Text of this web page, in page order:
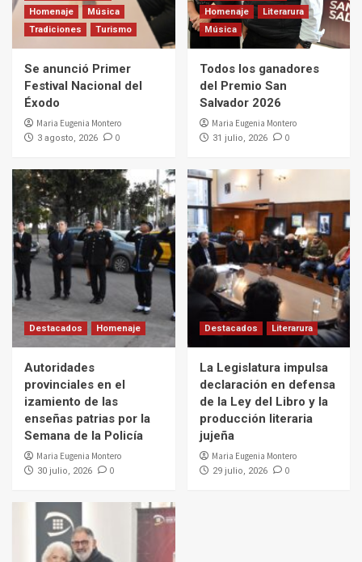
Homenaje
Música
Tradiciones
Turismo
Se anunció Primer
Festival Nacional del
Éxodo
Maria Eugenia Montero
3 agosto, 2026 0
Homenaje
Literarura
Música
Todos los ganadores
del Premio San
Salvador 2026
Maria Eugenia Montero
31 julio, 2026 0
Destacados Homenaje
Autoridades
provinciales en el
izamiento de las
enseñas patrias por la
Semana de la Policía
Maria Eugenia Montero
30 julio, 2026 0
Destacados Literarura
La Legislatura impulsa
declaración en defensa
de la Ley del Libro y la
producción literaria
jujeña
Maria Eugenia Montero
29 julio, 2026 0